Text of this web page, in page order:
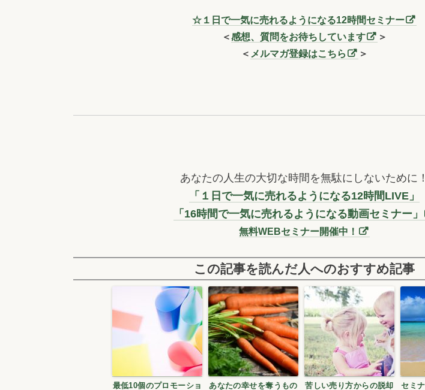
☆１日で一気に売れるようになる12時間セミナー
＜感想、質問をお待ちしています
＞
＜ メルマガ登録はこちら ＞
あなたの人生の大切な時間を無駄にしないために！
「１日で一気に売れるようになる12時間LIVE」
「16時間で一気に売れるようになる動画セミナー」
無料WEBセミナー開催中！
この記事を読んだ人へのおすすめ記事
最低10個のプロモーショ あなたの幸せを奪うもの 苦しい売り方からの脱却 セミ